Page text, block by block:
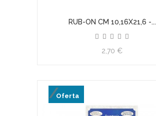
RUB-ON CM 10,16X21,6 -...
2,70 €
Oferta